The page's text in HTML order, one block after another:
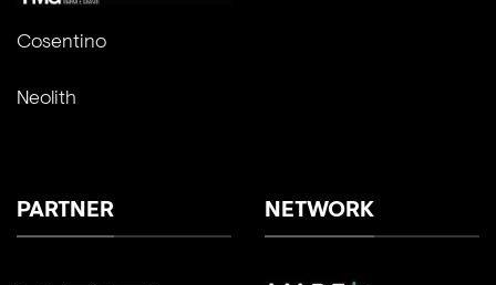
Cosentino
Neolith
PARTNER NETWORK